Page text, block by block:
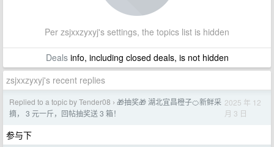
Per zsjxxzyxyj's settings, the topics list is hidden
Dealsinfo, including closed deals, is not hidden
zsjxxzyxyj's recent replies
Replied to a topic by Tender08 › 🎁抽奖🎁 湖北宜昌橙子🍊新鲜采
摘， 3 元一斤，回帖抽奖送 3 箱！
2025 年 12
月 3 日
参与下